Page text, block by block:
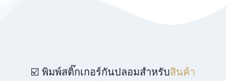
☑️ พิมพ์สติ๊กเกอร์กันปลอมสำหรับสินค้า